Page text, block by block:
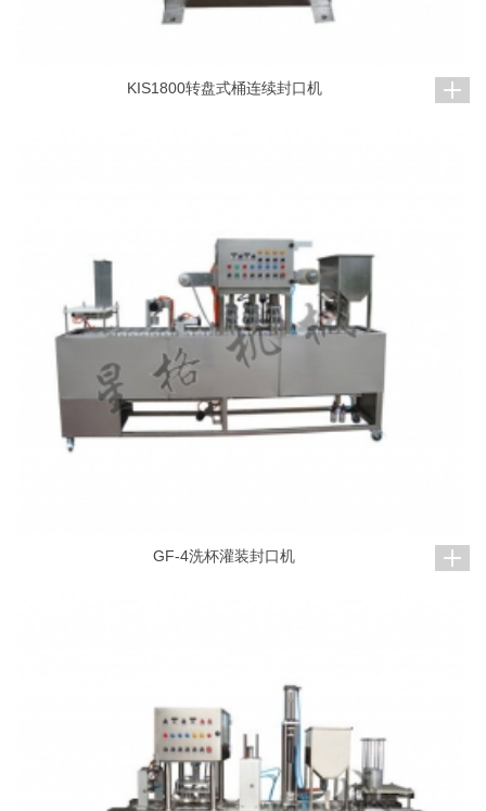
KIS1800转盘式桶连续封口机
GF-4洗杯灌装封口机